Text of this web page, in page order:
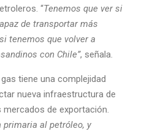
“Tenemos que ver si
de transportar más
tenemos que volver a
con Chile”, señala.
tiene una complejidad
nueva infraestructura de
de exportación.
al petróleo, y